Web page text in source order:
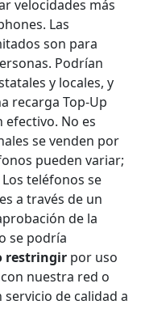
velocidades más
Las
son para
Podrían
y locales, y
recarga Top-Up
efectivo. No es
se venden por
pueden variar;
teléfonos se
a través de un
de la
se podría
restringir por uso
nuestra red o
de calidad a